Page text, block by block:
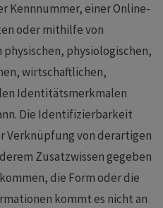
Kennnummer, einer Online-
oder mithilfe von
physiologischen,
wirtschaftlichen,
Identitätsmerkmalen
Die Identifizierbarkeit
Verknüpfung von derartigen
Zusatzwissen gegeben
die Form oder die
kommt es nicht an